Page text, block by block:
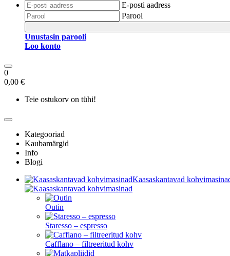
E-posti aadress
Parool
Unustasin parooli
Loo konto
0
0,00 €
Teie ostukorv on tühi!
Kategooriad
Kaubamärgid
Info
Blogi
Kaasaskantavad
Outin
Staresso – espresso
Cafflano – filtreeritud kohv